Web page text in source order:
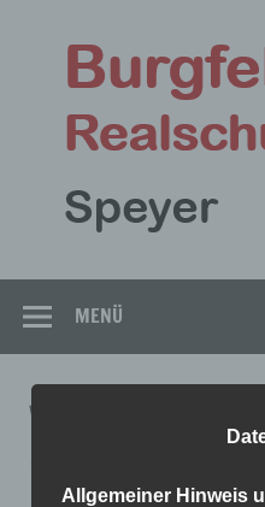
springen
MENÜ
7A_B_4.5.-8.5.
Allgemeiner Hinweis